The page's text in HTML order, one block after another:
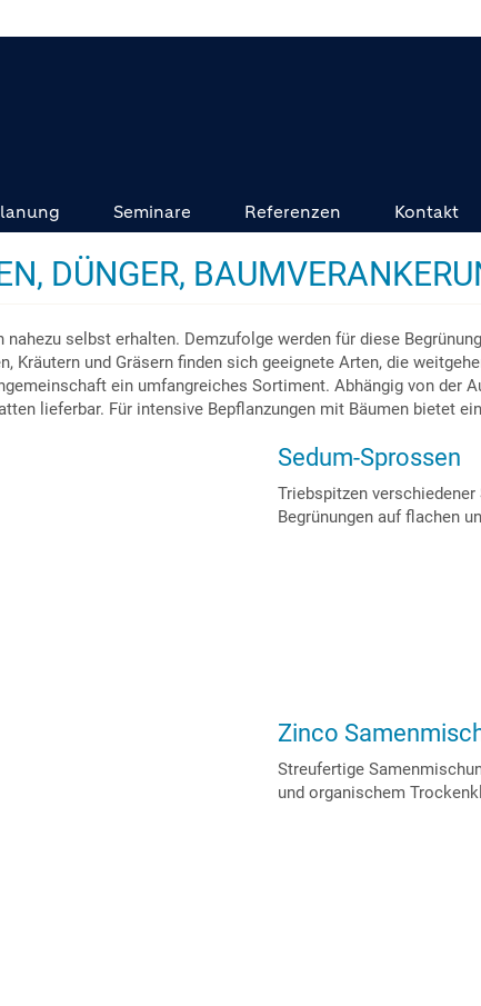
Seminare Referenzen Kontakt
DÜNGER,
selbst erhalten. Demzufolge werden für diese
Kräutern und Gräsern finden sich geeignete Arten, die
ein umfangreiches Sortiment. Abhängig von der
lieferbar. Für intensive Bepflanzungen mit Bäumen bietet
Sedum-Sprossen
Triebspitzen
Begrünungen auf flachen
Zinco
Streufertige
und organischem